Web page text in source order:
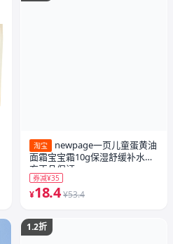
淘宝
newpage一页儿童蛋黄油
面霜宝宝霜10g保湿舒缓补水官
方正品保证
券减¥35
¥18.4 ¥53.4
1.2折